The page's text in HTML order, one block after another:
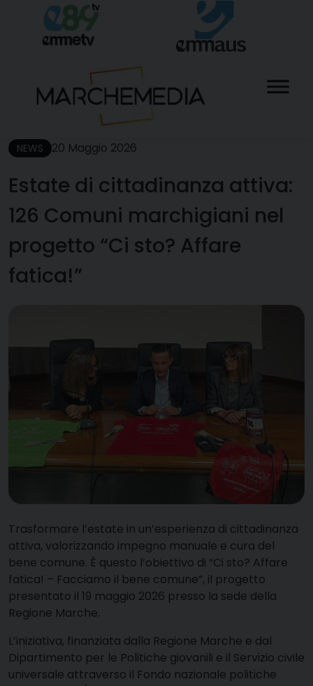
content
NEWS 20 Maggio 2026
Estate di cittadinanza attiva:
126 Comuni marchigiani nel
progetto “Ci sto? Affare
fatica!”
Trasformare l’estate in un’esperienza di cittadinanza
attiva, valorizzando impegno manuale e cura del
bene comune. È questo l’obiettivo di “Ci sto? Affare
fatica! – Facciamo il bene comune”, il progetto
presentato il 19 maggio 2026 presso la sede della
Regione Marche.
L’iniziativa, finanziata dalla Regione Marche e dal
Dipartimento per le Politiche giovanili e il Servizio civile
universale attraverso il Fondo nazionale politiche